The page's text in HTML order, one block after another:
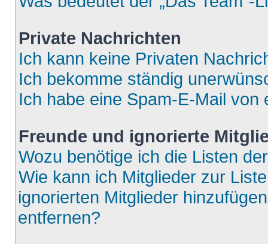
Private Nachrichten
Ich kann keine Privaten
Ich bekomme ständig
Ich habe eine Spam-E-Mail
Freunde und ignorierte
Wozu benötige ich die Listen
Wie kann ich Mitglieder zur
ignorierten Mitglieder
entfernen?